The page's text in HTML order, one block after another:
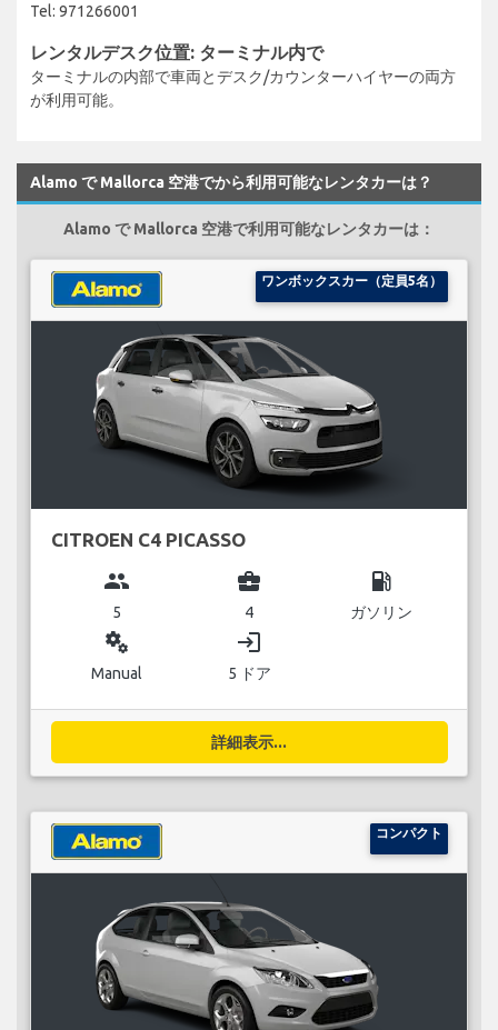
Tel: 971266001
レンタルデスク位置: ターミナル内で
ターミナルの内部で車両とデスク/カウンターハイヤーの両方
が利用可能。
Alamo で Mallorca 空港でから利用可能なレンタカーは？
Alamo で Mallorca 空港で利用可能なレンタカーは：
ワンボックスカー（定員5名）
CITROEN C4 PICASSO
group
5
business_center
4
local_gas_station
ガソリン
miscellaneous_services
Manual
login
5 ドア
詳細表示...
コンパクト